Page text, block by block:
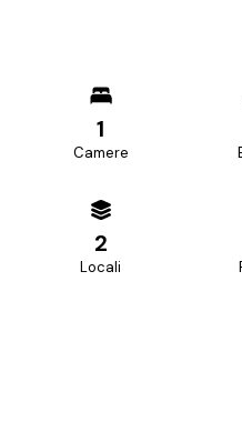
1
Camere
2
Locali